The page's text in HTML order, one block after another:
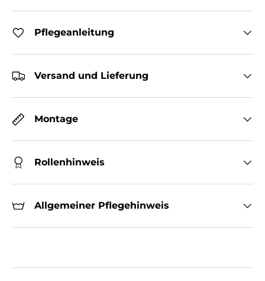
Pflegeanleitung
Versand und Lieferung
Montage
Rollenhinweis
Allgemeiner Pflegehinweis